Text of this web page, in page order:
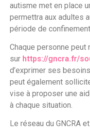
autisme met en place
permettra aux adultes
période de confinement.
Chaque personne peut
sur https://gncra.fr/
d’exprimer ses
peut également
vise à proposer une
à chaque situation.
Le réseau du GNCRA